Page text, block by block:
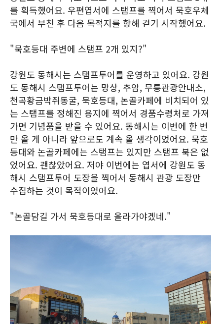
를 획득했어요. 우편엽서에 스탬프를 찍어서 묵호우체
국에서 부친 후 다음 목적지를 향해 걷기 시작했어요.
"묵호등대 주변에 스탬프 2개 있지?"
강원도 동해시는 스탬프투어를 운영하고 있어요. 강원
도 동해시 스탬프투어는 망상, 추암, 무릉관광안내소,
천곡황금박쥐동굴, 묵호등대, 논골카페에 비치되어 있
는 스탬프를 정해진 용지에 찍어서 경품수령처로 가져
가면 기념품을 받을 수 있어요. 동해시는 이번에 한 번
만 올 게 아니라 앞으로도 계속 올 생각이었어요. 묵호
등대와 논골카페에는 스탬프는 있지만 스탬프 북은 없
었어요. 괜찮았어요. 저야 이번에는 엽서에 강원도 동
해시 스탬프투어 도장을 찍어서 동해시 관광 도장만
수집하는 것이 목적이었어요.
"논골담길 가서 묵호등대로 올라가야겠네."